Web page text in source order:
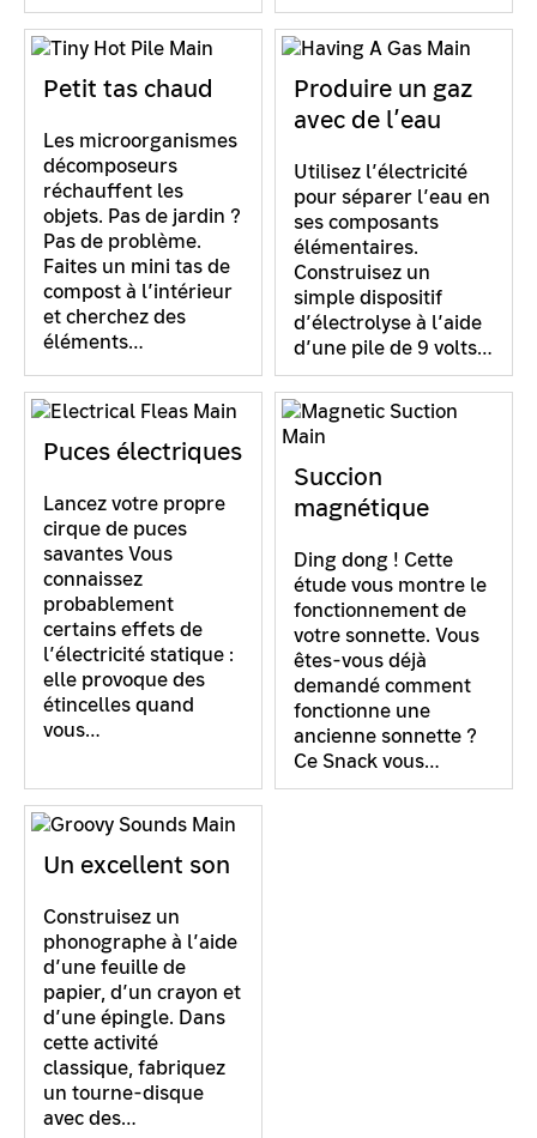
Petit tas chaud
Les microorganismes
décomposeurs
réchauffent les
objets. Pas de jardin ?
Pas de problème.
Faites un mini tas de
compost à l’intérieur
et cherchez des
éléments…
Produire un gaz
avec de l’eau
Utilisez l’électricité
pour séparer l’eau en
ses composants
élémentaires.
Construisez un
simple dispositif
d’électrolyse à l’aide
d’une pile de 9 volts…
Puces électriques
Lancez votre propre
cirque de puces
savantes Vous
connaissez
probablement
certains effets de
l’électricité statique :
elle provoque des
étincelles quand
vous…
Succion
magnétique
Ding dong ! Cette
étude vous montre le
fonctionnement de
votre sonnette. Vous
êtes-vous déjà
demandé comment
fonctionne une
ancienne sonnette ?
Ce Snack vous…
Un excellent son
Construisez un
phonographe à l’aide
d’une feuille de
papier, d’un crayon et
d’une épingle. Dans
cette activité
classique, fabriquez
un tourne-disque
avec des…